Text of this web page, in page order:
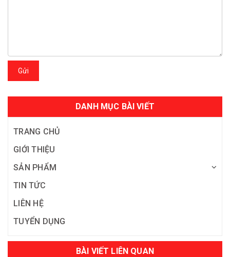
Gửi
DANH MỤC BÀI VIẾT
TRANG CHỦ
GIỚI THIỆU
SẢN PHẨM
TIN TỨC
LIÊN HỆ
TUYỂN DỤNG
BÀI VIẾT LIÊN QUAN